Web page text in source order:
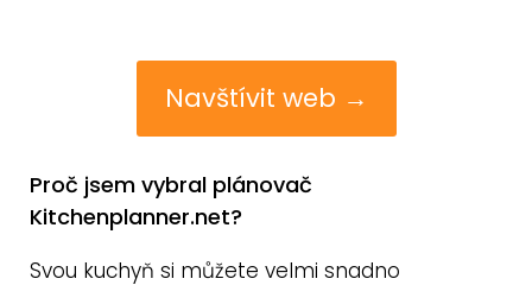
Navštívit web →
Proč jsem vybral plánovač
Kitchenplanner.net?
Svou kuchyň si můžete velmi snadno